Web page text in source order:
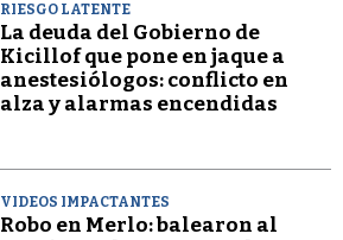
RIESGO LATENTE
La deuda del Gobierno de
Kicillof que pone en jaque a
anestesiólogos: conflicto en
alza y alarmas encendidas
VIDEOS IMPACTANTES
Robo en Merlo: balearon al